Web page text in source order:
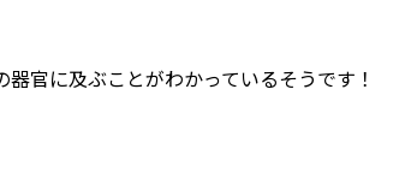
官に及ぶことがわかっているそうです！